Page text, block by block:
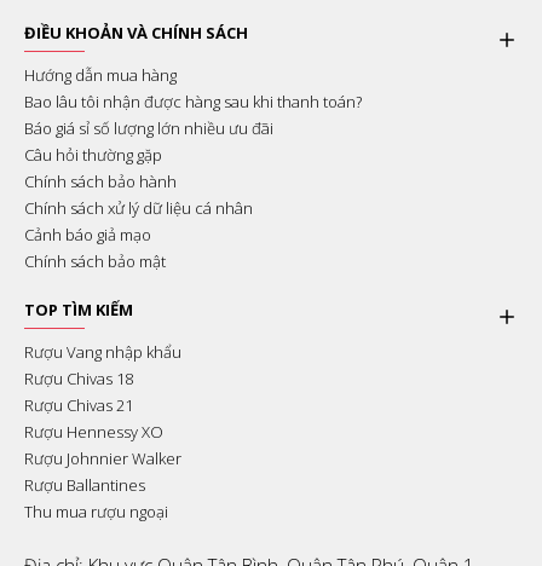
ĐIỀU KHOẢN VÀ CHÍNH SÁCH
Hướng dẫn mua hàng
Bao lâu tôi nhận được hàng sau khi thanh toán?
Báo giá sỉ số lượng lớn nhiều ưu đãi
Câu hỏi thường gặp
Chính sách bảo hành
Chính sách xử lý dữ liệu cá nhân
Cảnh báo giả mạo
Chính sách bảo mật
TOP TÌM KIẾM
Rượu Vang nhập khẩu
Rượu Chivas 18
Rượu Chivas 21
Rượu Hennessy XO
Rượu Johnnier Walker
Rượu Ballantines
Thu mua rượu ngoại